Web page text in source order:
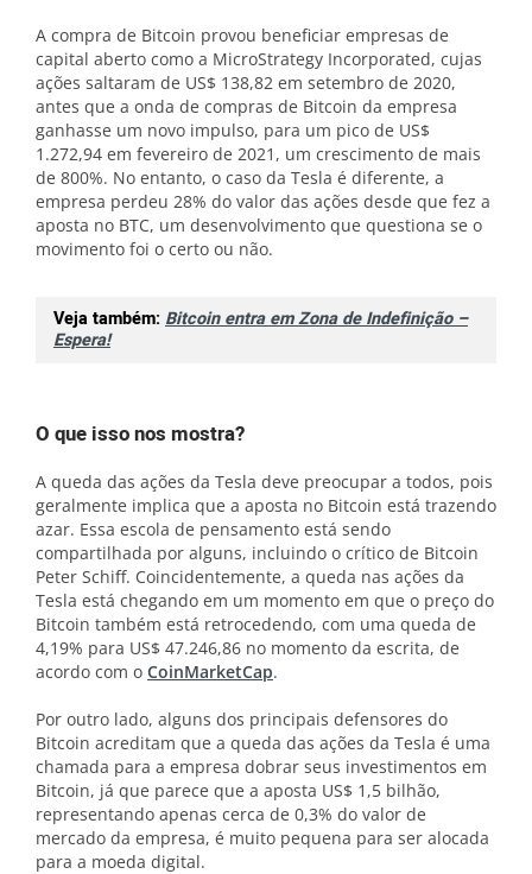
A compra de Bitcoin provou beneficiar empresas de
capital aberto como a MicroStrategy Incorporated, cujas
ações saltaram de US$ 138,82 em setembro de 2020,
antes que a onda de compras de Bitcoin da empresa
ganhasse um novo impulso, para um pico de US$
1.272,94 em fevereiro de 2021, um crescimento de mais
de 800%. No entanto, o caso da Tesla é diferente, a
empresa perdeu 28% do valor das ações desde que fez a
aposta no BTC, um desenvolvimento que questiona se o
movimento foi o certo ou não.
Veja também: Bitcoin entra em Zona de Indefinição –
Espera!
O que isso nos mostra?
A queda das ações da Tesla deve preocupar a todos, pois
geralmente implica que a aposta no Bitcoin está trazendo
azar. Essa escola de pensamento está sendo
compartilhada por alguns, incluindo o crítico de Bitcoin
Peter Schiff. Coincidentemente, a queda nas ações da
Tesla está chegando em um momento em que o preço do
Bitcoin também está retrocedendo, com uma queda de
4,19% para US$ 47.246,86 no momento da escrita, de
acordo com o CoinMarketCap.
Por outro lado, alguns dos principais defensores do
Bitcoin acreditam que a queda das ações da Tesla é uma
chamada para a empresa dobrar seus investimentos em
Bitcoin, já que parece que a aposta US$ 1,5 bilhão,
representando apenas cerca de 0,3% do valor de
mercado da empresa, é muito pequena para ser alocada
para a moeda digital.